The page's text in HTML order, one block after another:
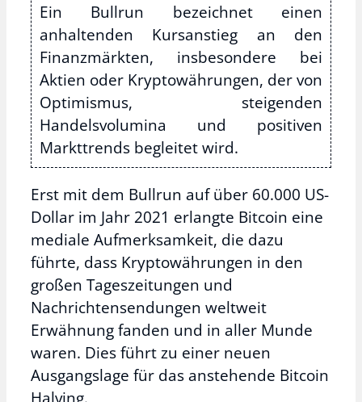
Ein Bullrun bezeichnet einen
anhaltenden Kursanstieg an den
Finanzmärkten, insbesondere bei
Aktien oder Kryptowährungen, der von
Optimismus, steigenden
Handelsvolumina und positiven
Markttrends begleitet wird.
Erst mit dem Bullrun auf über 60.000 US-
Dollar im Jahr 2021 erlangte Bitcoin eine
mediale Aufmerksamkeit, die dazu
führte, dass Kryptowährungen in den
großen Tageszeitungen und
Nachrichtensendungen weltweit
Erwähnung fanden und in aller Munde
waren. Dies führt zu einer neuen
Ausgangslage für das anstehende Bitcoin
Halving.